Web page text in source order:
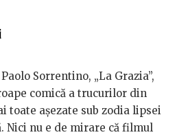
Sorrentino, „La Grazia”,
comică a trucurilor din
toate așezate sub zodia lipsei
Nici nu e de mirare că filmul